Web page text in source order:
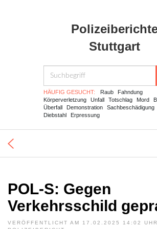
Stuttgart
HÄUFIG GESUCHT: Raub
Fahndung
Körperverletzung
Unfall Totschlag Mord
Überfall
Demonstration Sachbeschädigung
Diebstahl
Erpressung
POL-S: Gegen
Verkehrsschild
VERÖFFENTLICHT AM 17.02.2025 14:02 UHR